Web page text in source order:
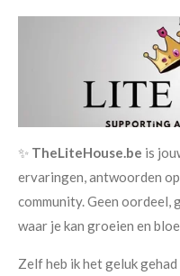
✨ TheLiteHouse.be is
ervaringen, antwoorden
community. Geen oordeel,
waar je kan groeien en
Zelf heb ik het geluk